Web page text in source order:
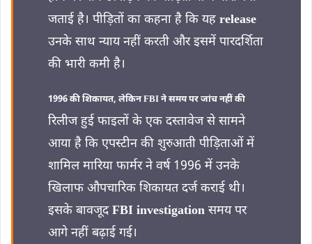
जताई है। पीड़ितों का कहना है कि यह release
उनके साथ न्याय नहीं करती और इसमें पारदर्शिता
की भारी कमी है।
1996 की शिकायत, लेकिन FBI ने समय पर जांच नहीं की
रिलीज हुई फाइलों के एक दस्तावेज से सामने
आया है कि एपस्टीन की शुरुआती पीड़िताओं में
शामिल मारिया फार्मर ने वर्ष 1996 में उनके
खिलाफ औपचारिक शिकायत दर्ज कराई थी।
इसके बावजूदFBI investigation समय पर
आगे नहीं बढ़ाई गई।